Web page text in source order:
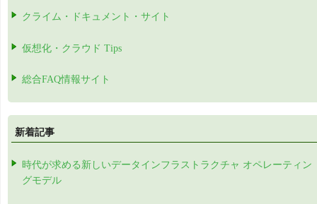
クライム・ドキュメント・サイト
仮想化・クラウド Tips
総合FAQ情報サイト
新着記事
時代が求める新しいデータインフラストラクチャ オペレーティン
グモデル